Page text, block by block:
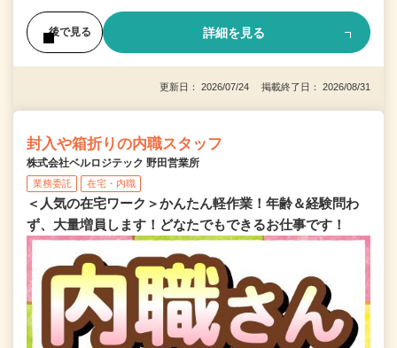
後で見る 詳細を見る
更新日： 2026/07/24 掲載終了日： 2026/08/31
封入や箱折りの内職スタッフ
株式会社ベルロジテック 野田営業所
業務委託 在宅・内職
＜人気の在宅ワーク＞かんたん軽作業！年齢＆経験問わ
ず、大量増員します！どなたでもできるお仕事です！